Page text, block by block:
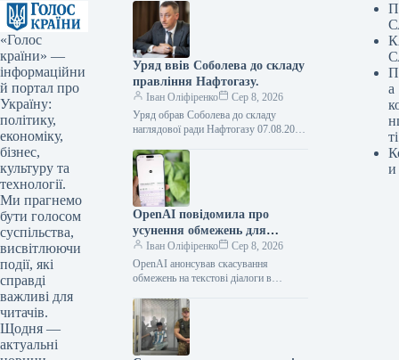
«Голос
країни» —
інформаційни
й портал про
Україну:
політику,
економіку,
бізнес,
культуру та
технології.
Ми прагнемо
бути голосом
суспільства,
висвітлюючи
події, які
справді
важливі для
читачів.
Щодня —
актуальні
Уряд ввів Соболева до складу
правління Нафтогазу.
Іван Оліфіренко
Сер 8, 2026
Уряд обрав Соболева до складу
наглядової ради Нафтогазу 07.08.2026
заступника голови Офісу Президента
Олексія Соболева представником…
OpenAI повідомила про
усунення обмежень для
текстових розмов у ChatGPT
на безкоштовних планах
Іван Оліфіренко
Сер 8, 2026
OpenAI анонсував скасування
обмежень на текстові діалоги в
07.08.2026 16:59 Укрінформ
Американська компанія OpenAI
заявила, що…
а
ті
и